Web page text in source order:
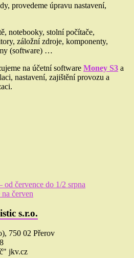
provedeme úpravu nastavení,
notebooky, stolní počítače,
záložní zdroje, komponenty,
(software) …
na účetní software Money S3 a
nastavení, zajištění provozu a
července do 1/2 srpna
červen
s.r.o.
750 02 Přerov
jkv.cz